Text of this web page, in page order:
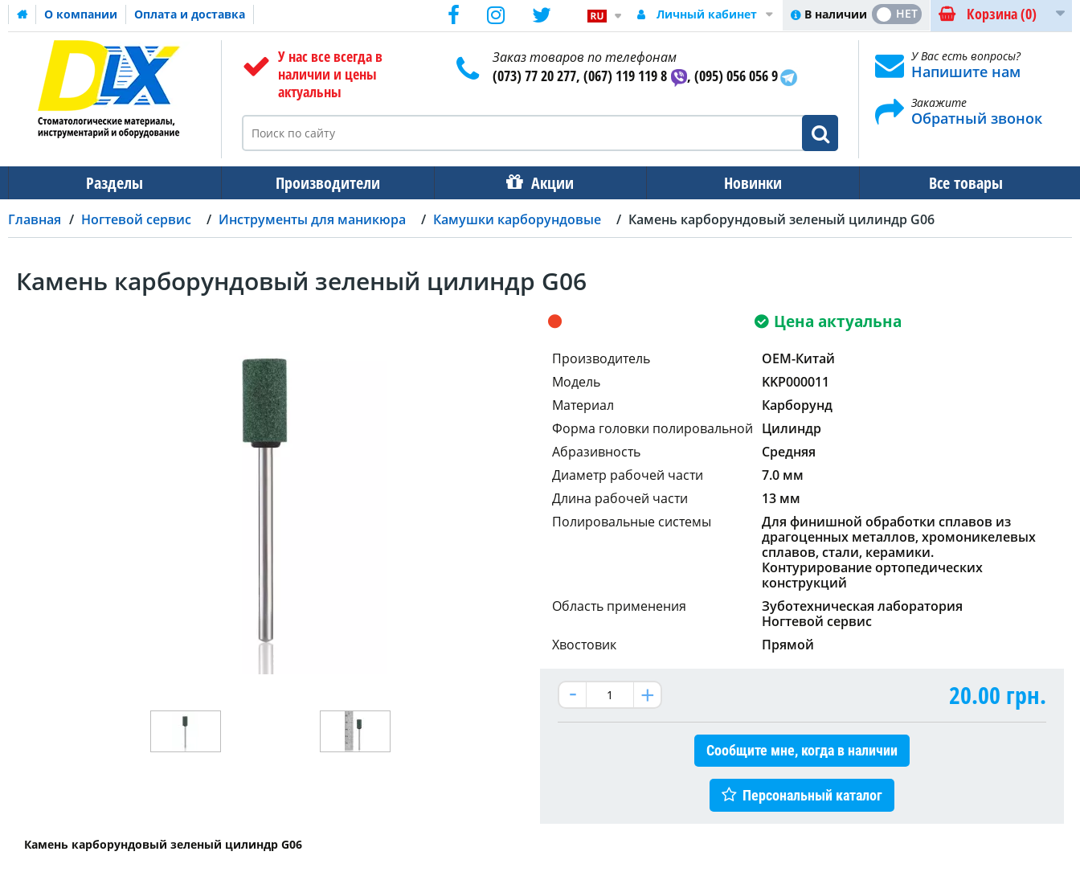
О компании Оплата и доставка Корзина(0)
В наличии
ДА НЕТ
Личный кабинет
У нас все всегда в
наличии и цены
актуальны
Заказ товаров по телефонам
(073) 77 20 277, (067) 119 119 8 , (095) 056 056 9
У Вас есть вопросы?
Напишите нам
Закажите
Обратный звонок
Разделы Производители Акции Новинки Все товары
Главная Ногтевой сервис Инструменты для маникюра Камушки карборундовые Камень карборундовый зеленый цилиндр G06
Камень карборундовый зеленый цилиндр G06
Цена актуальна
Производитель
OEM-Китай
Модель
KKP000011
Материал
Карборунд
Форма головки полировальной Цилиндр
Абразивность
Средняя
Диаметр рабочей части
7.0 мм
Длина рабочей части
13 мм
Полировальные системы
Для финишной обработки сплавов из
драгоценных металлов, хромоникелевых
сплавов, стали, керамики.
Контурирование ортопедических
конструкций
Область применения
Зуботехническая лаборатория
Ногтевой сервис
Хвостовик
Прямой
20.00 грн.
Сообщите мне, когда в наличии
Персональный каталог
Камень карборундовый зеленый цилиндр G06